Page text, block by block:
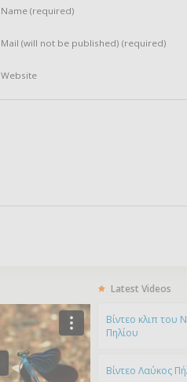
Name (required)
Mail (will not be published) (required)
Website
Latest Videos
Bίντεο κλιπ του
Πηλίου
Βίντεο Λαύκος